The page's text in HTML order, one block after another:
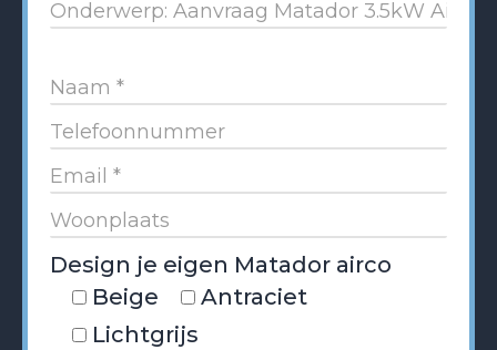
Design je eigen Matador airco
Beige
Antraciet
Lichtgrijs